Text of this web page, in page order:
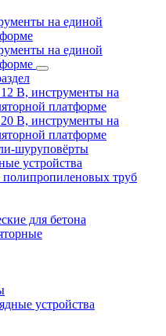
на единой
на единой
В, инструменты на
платформе
В, инструменты на
платформе
шуруповёрты
устройства
труб
для бетона
устройства